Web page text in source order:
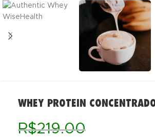
WHEY PROTEIN
R$219.00